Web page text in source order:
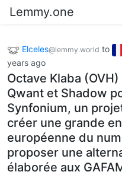
Lemmy.one
Elceles@lemmy.world to
years ago
Octave Klaba
Qwant et Shadow
Synfonium, un
créer une grande
européenne du
proposer une
élaborée aux